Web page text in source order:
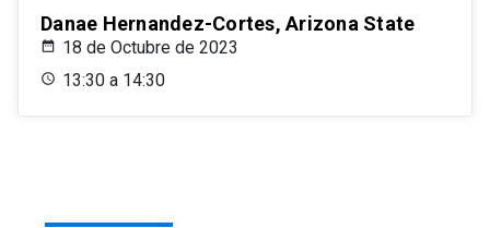
Danae Hernandez-Cortes, Arizona State
18 de Octubre de 2023
13:30 a 14:30